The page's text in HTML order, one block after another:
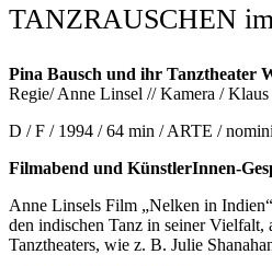
TANZRAUSCHEN
Pina Bausch und ihr Tanztheater
Regie/ Anne Linsel // Kamera / Klaus
D / F / 1994 / 64 min / ARTE /
Filmabend und KünstlerInnen-
Anne Linsels Film „Nelken in
den indischen Tanz in seiner
Tanztheaters, wie z. B. Julie